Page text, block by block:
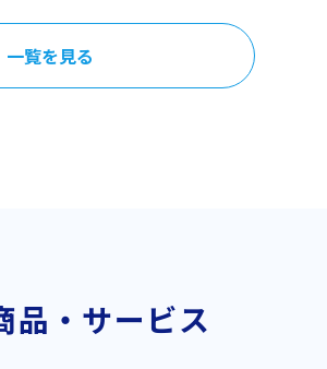
一覧を見る
品・サービス